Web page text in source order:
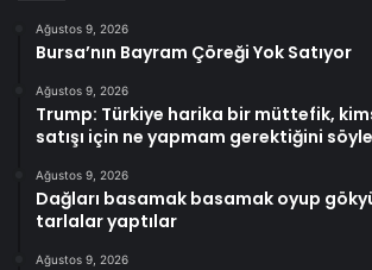
Ağustos 9, 2026
Bursa’nın Bayram Çöreği Yok Satıyor
Ağustos 9, 2026
Trump: Türkiye harika bir müttefik,
satışı için ne yapmam gerektiğini
Ağustos 9, 2026
Dağları basamak basamak oyup
tarlalar yaptılar
Ağustos 9, 2026